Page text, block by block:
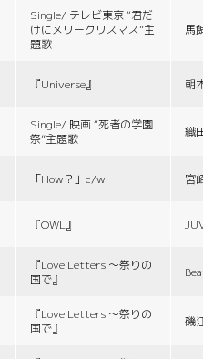
Single/ テレビ東京 “君だ
けにメリークリスマス”主
題歌
馬
『Universe』 朝
Single/ 映画 “死者の学園
祭”主題歌
織
「How？」c/w 宮
『OWL』
『Love Letters 〜祭りの
国で』
『Love Letters 〜祭りの
国で』
磯